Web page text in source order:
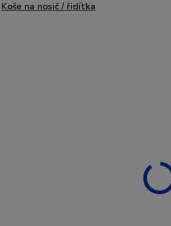
Koše na nosič / řidítka